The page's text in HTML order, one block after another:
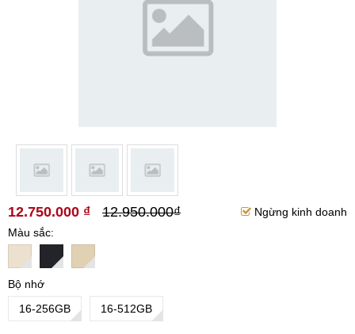
12.750.000 ₫ 12.950.000₫
Ngừng kinh doanh
Màu sắc
Bộ nhớ
16-256GB
16-512GB